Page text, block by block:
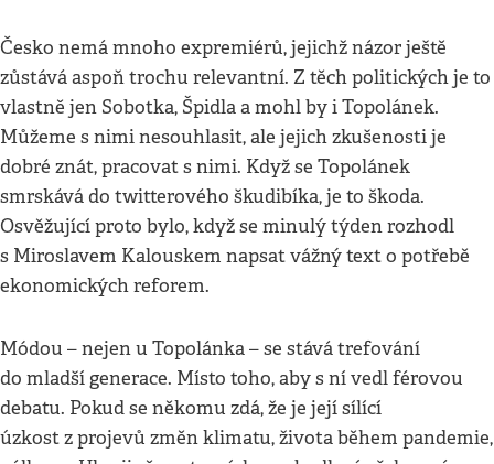
Česko nemá mnoho expremiérů, jejichž názor ještě
zůstává aspoň trochu relevantní. Z těch politických je to
vlastně jen Sobotka, Špidla a mohl by i Topolánek.
Můžeme s nimi nesouhlasit, ale jejich zkušenosti je
dobré znát, pracovat s nimi. Když se Topolánek
smrskává do twitterového škudibíka, je to škoda.
Osvěžující proto bylo, když se minulý týden rozhodl
s Miroslavem Kalouskem napsat vážný text o potřebě
ekonomických reforem.
Módou – nejen u Topolánka – se stává trefování
do mladší generace. Místo toho, aby s ní vedl férovou
debatu. Pokud se někomu zdá, že je její sílící
úzkost z projevů změn klimatu, života během pandemie,